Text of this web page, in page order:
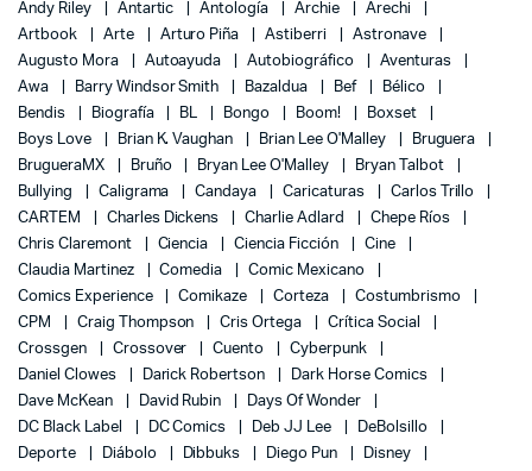
Andy Riley
Antartic Antología Archie
Arechi
Artbook
Arte Arturo Piña Astiberri
Astronave
Augusto Mora
Autoayuda Autobiográfico
Aventuras
Awa
Barry Windsor Smith Bazaldua Bef
Bélico
Bendis
Biografía BL Bongo Boom!
Boxset
Boys Love
Brian K. Vaughan Brian Lee O'Malley
Bruguera
BrugueraMX
Bruño Bryan Lee O'Malley
Bryan Talbot
Bullying
Caligrama Candaya Caricaturas
Carlos Trillo
CARTEM
Charles Dickens Charlie Adlard
Chepe Ríos
Chris Claremont
Ciencia Ciencia Ficción
Cine
Claudia Martinez
Comedia
Comic Mexicano
Comics Experience
Comikaze Corteza
Costumbrismo
CPM
Craig Thompson Cris Ortega
Crítica Social
Crossgen
Crossover Cuento
Cyberpunk
Daniel Clowes
Darick Robertson
Dark Horse Comics
Dave McKean
David Rubin
Days Of Wonder
DC Black Label
DC Comics Deb JJ Lee
DeBolsillo
Deporte
Diábolo Dibbuks Diego Pun
Disney